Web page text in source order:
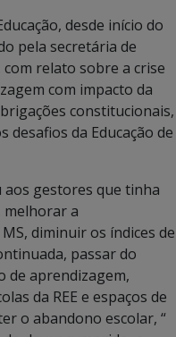
desde início do
pela secretária de
com relato sobre a crise
com impacto da
constitucionais,
da Educação de
gestores que tinha
melhorar a
diminuir os índices de
passar do
de aprendizagem,
da REE e espaços de
o abandono escolar, “